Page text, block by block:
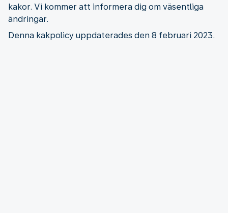
kakor. Vi kommer att informera dig om väsentliga
ändringar.
Denna kakpolicy uppdaterades den 8 februari 2023.